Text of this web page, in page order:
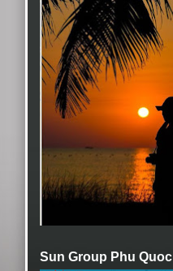
Sun Group Phu Quoc